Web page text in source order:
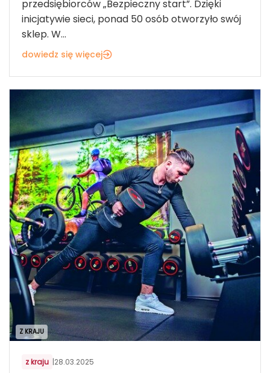
przedsiębiorców „Bezpieczny start”. Dzięki
inicjatywie sieci, ponad 50 osób otworzyło swój
sklep. W...
dowiedz się więcej
Z KRAJU
z kraju |28.03.2025